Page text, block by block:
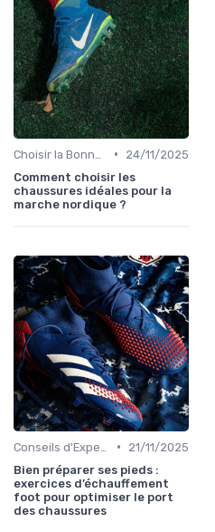
•
24/11/2025
Comment choisir les
chaussures idéales pour la
marche nordique ?
•
21/11/2025
Bien préparer ses pieds :
exercices d’échauffement
foot pour optimiser le port
des chaussures